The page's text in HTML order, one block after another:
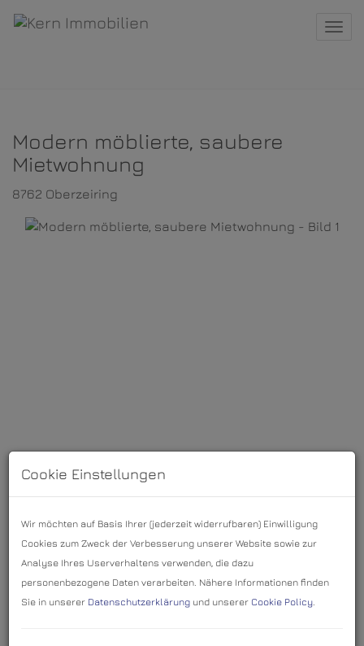
Modern möblierte, saubere
Mietwohnung
8762 Oberzeiring
Cookie Einstellungen
Wir möchten auf Basis Ihrer (jederzeit widerrufbaren) Einwilligung
Cookies zum Zweck der Verbesserung unserer Website sowie zur
Analyse Ihres Userverhaltens verwenden, die dazu
personenbezogene Daten verarbeiten. Nähere Informationen finden
Sie in unserer Datenschutzerklärung und unserer Cookie Policy.